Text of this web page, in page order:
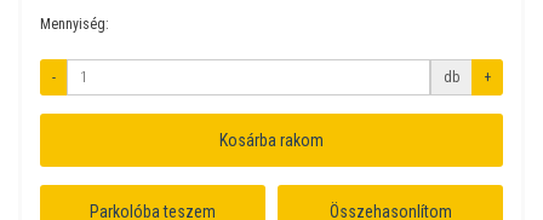
Mennyiség:
- db +
Kosárba rakom
Parkolóba teszem Összehasonlítom